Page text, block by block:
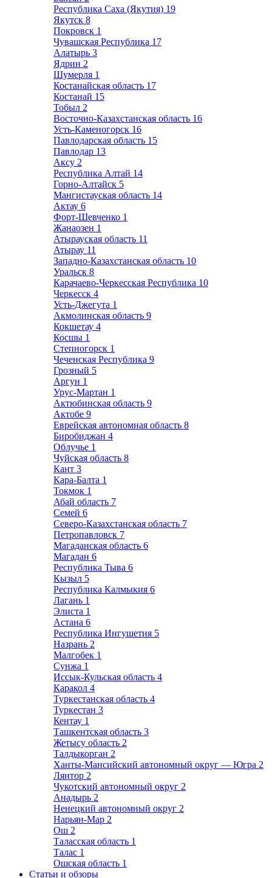
Республика Саха (Якутия) 19
Якутск 8
Покровск 1
Чувашская Республика 17
Алатырь 3
Ядрин 2
Шумерля 1
Костанайская область 17
Костанай 15
Тобыл 2
Восточно-Казахстанская область 16
Усть-Каменогорск 16
Павлодарская область 15
Павлодар 13
Аксу 2
Республика Алтай 14
Горно-Алтайск 5
Мангистауская область 14
Актау 6
Форт-Шевченко 1
Жанаозен 1
Атырауская область 11
Атырау 11
Западно-Казахстанская область 10
Уральск 8
Карачаево-Черкесская Республика 10
Черкесск 4
Усть-Джегута 1
Акмолинская область 9
Кокшетау 4
Косшы 1
Степногорск 1
Чеченская Республика 9
Грозный 5
Аргун 1
Урус-Мартан 1
Актюбинская область 9
Актобе 9
Еврейская автономная область 8
Биробиджан 4
Облучье 1
Чуйская область 8
Кант 3
Кара-Балта 1
Токмок 1
Абай область 7
Семей 6
Северо-Казахстанская область 7
Петропавловск 7
Магаданская область 6
Магадан 6
Республика Тыва 6
Кызыл 5
Республика Калмыкия 6
Лагань 1
Элиста 1
Астана 6
Республика Ингушетия 5
Назрань 2
Малгобек 1
Сунжа 1
Иссык-Кульская область 4
Каракол 4
Туркестанская область 4
Туркестан 3
Кентау 1
Ташкентская область 3
Жетысу область 2
Талдыкорган 2
Ханты-Мансийский автономный округ — Югра 2
Лянтор 2
Чукотский автономный округ 2
Анадырь 2
Ненецкий автономный округ 2
Нарьян-Мар 2
Ош 2
Таласская область 1
Талас 1
Ошская область 1
Статьи и обзоры